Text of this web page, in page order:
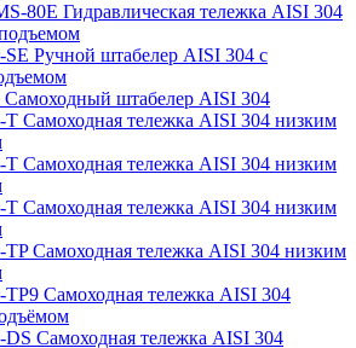
80E Гидравлическая тележка AISI 304
Ручной штабелер AISI 304 с
штабелер AISI 304
Самоходная тележка AISI 304 низким
Самоходная тележка AISI 304 низким
Самоходная тележка AISI 304 низким
Самоходная тележка AISI 304 низким
Самоходная тележка AISI 304
Самоходная тележка AISI 304